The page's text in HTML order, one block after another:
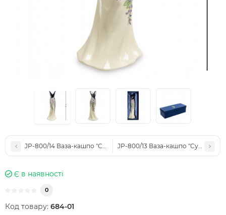
JP-800/14 Ваза-кашпо "Сумочка квіти" (Pavone)
JP-800/13 Ваза-кашпо "Сумочка
Є в наявності
0
Код товару: 684-01